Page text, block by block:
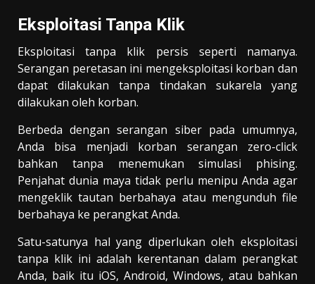
Eksploitasi Tanpa Klik
Eksploitasi tanpa klik persis seperti namanya.
Serangan peretasan ini mengeksploitasi korban dan
dapat dilakukan tanpa tindakan sukarela yang
dilakukan oleh korban.
Berbeda dengan serangan siber pada umumnya,
Anda bisa menjadi korban serangan zero-click
bahkan tanpa menemukan simulasi phising.
Penjahat dunia maya tidak perlu menipu Anda agar
mengeklik tautan berbahaya atau mengunduh file
berbahaya ke perangkat Anda.
Satu-satunya hal yang diperlukan oleh eksploitasi
tanpa klik ini adalah kerentanan dalam perangkat
Anda, baik itu iOS, Android, Windows, atau bahkan